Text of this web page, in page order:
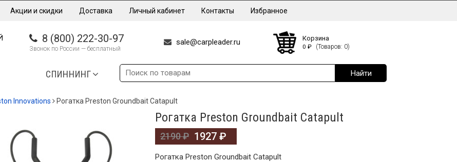
Акции и скидки Доставка Личный кабинет Контакты Избранное
8 (800) 222-30-97
Звонок по России — бесплатный
sale@carpleader.ru Корзина
0 ₽ (Товаров: 0)
СПИННИНГ
Innovations Рогатка Preston Groundbait Catapult
Рогатка Preston Groundbait Catapult
2190₽ 1927 ₽
Рогатка Preston Groundbait Catapult